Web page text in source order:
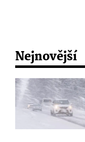
Nejnovější